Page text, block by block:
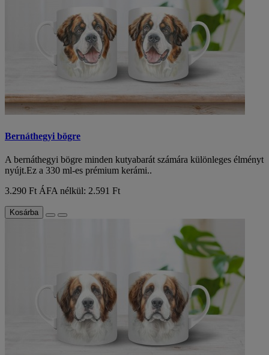
Bernáthegyi bögre
A bernáthegyi bögre minden kutyabarát számára különleges élményt
nyújt.Ez a 330 ml-es prémium kerámi..
3.290 Ft ÁFA nélkül: 2.591 Ft
Kosárba